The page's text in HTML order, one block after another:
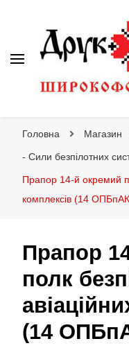
Головна Магазин
- Сили безпілотних
Прапор 14-й окремий
комплексів (14
Прапор
полк
(14